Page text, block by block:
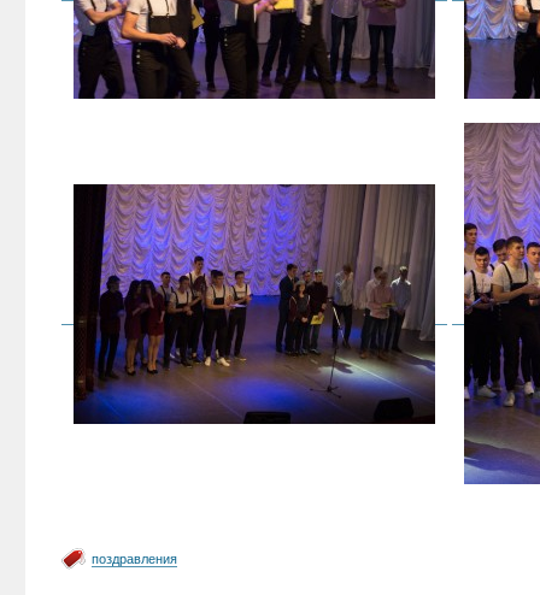
поздравления